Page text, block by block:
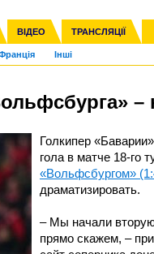
ВІДЕО ТРАНСЛЯЦІЇ
ліга Кубок України
Ліга націй Ліга
Інші
ЧЄ-2015 (U-21)
УПЛ-ПЕРЕХОДИ
–
Голкипер
гола в матче 18-го
«Вольфсбургом»
драматизировать.
– Мы начали
прямо скажем, –